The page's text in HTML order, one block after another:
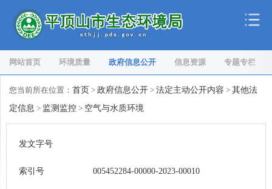
网站首页 环境质量 政府信息公开 信息资源 专题专栏
您当前所在位置： 首页 > 政府信息公开 > 法定主动公开内容 > 其他法
定信息 > 监测监控 > 空气与水质环境
发文字号
索引号 005452284-00000-2023-00010